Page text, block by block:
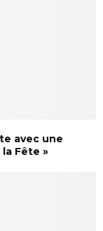
avec une
Fête »